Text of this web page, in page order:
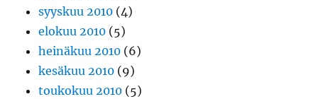
syyskuu 2010 (4)
elokuu 2010 (5)
heinäkuu 2010 (6)
kesäkuu 2010 (9)
toukokuu 2010 (5)